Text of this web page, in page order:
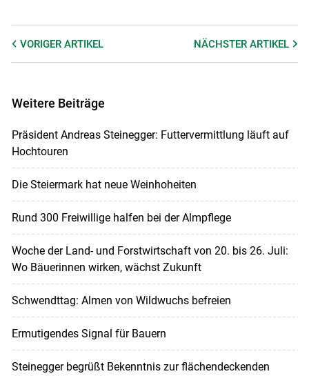
VORIGER ARTIKEL NÄCHSTERARTIKEL
Weitere Beiträge
Präsident Andreas Steinegger: Futtervermittlung läuft auf
Hochtouren
Die Steiermark hat neue Weinhoheiten
Rund 300 Freiwillige halfen bei der Almpflege
Woche der Land- und Forstwirtschaft von 20. bis 26. Juli:
Wo Bäuerinnen wirken, wächst Zukunft
Schwendttag: Almen von Wildwuchs befreien
Ermutigendes Signal für Bauern
Steinegger begrüßt Bekenntnis zur flächendeckenden